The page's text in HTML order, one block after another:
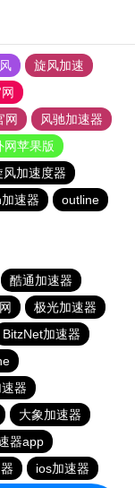
旋风加速
网
风驰加速器
网苹果版
风加速度器
速器
outline
酷通加速器
极光加速器
BitzNet加速器
器
大象加速器
器app
ios加速器